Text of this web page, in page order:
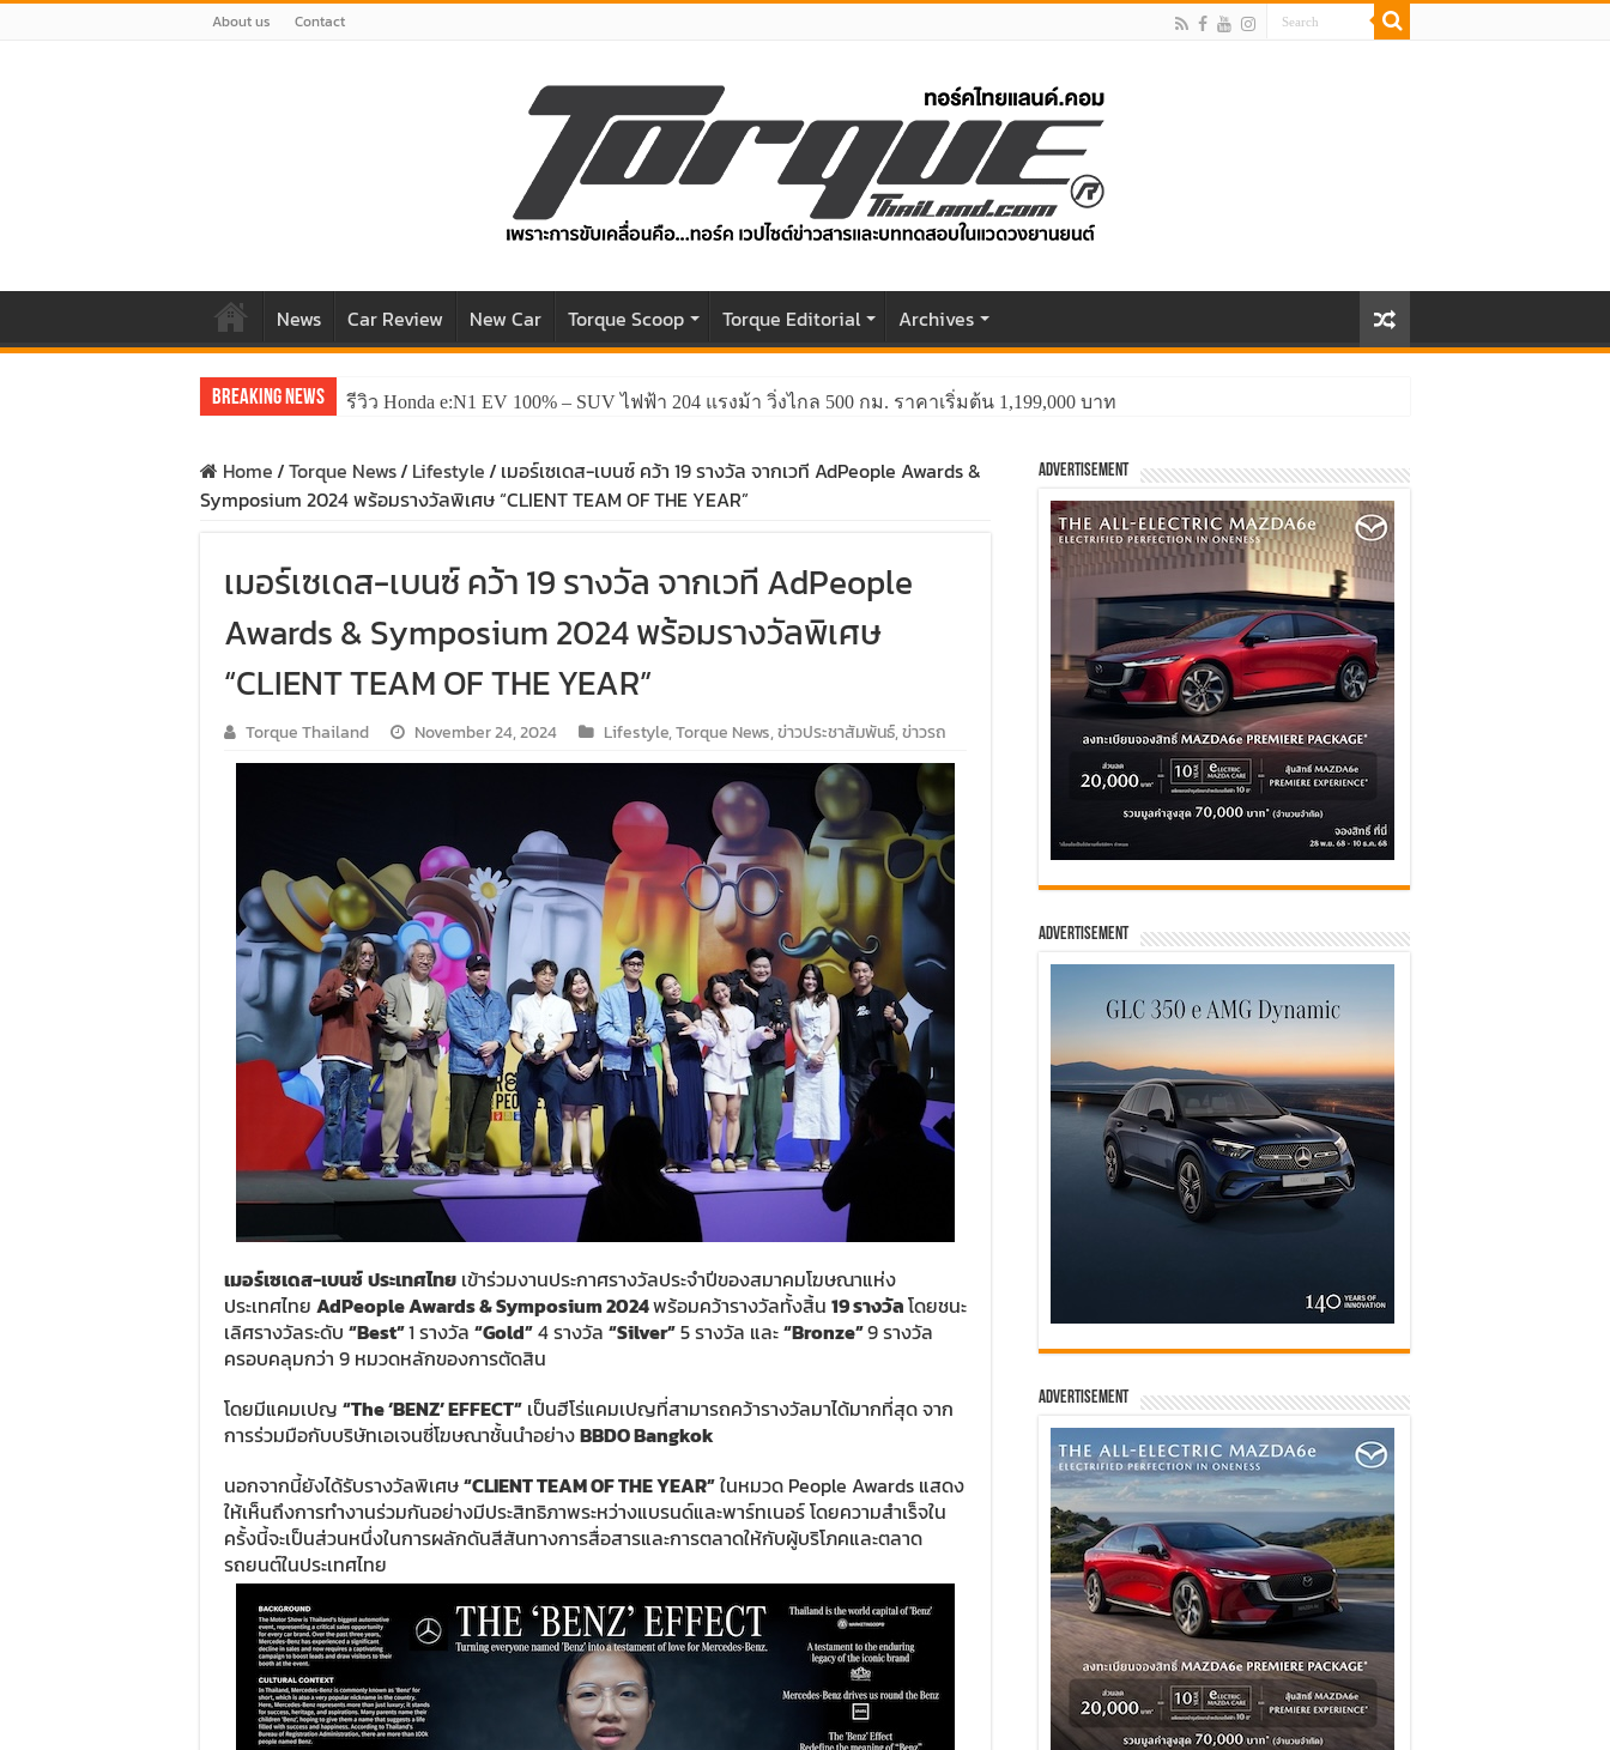
About us Contact
News Car Review New Car Torque Scoop Torque Editorial Archives
Breaking News รีวิว Honda e:N1 EV 100% – SUV ไฟฟ้า 204 แรงม้า วิ่งไกล 500 กม. ราคาเริ่มต้น 1,199,000 บาท
Home/Torque News/ Lifestyle/ เมอร์เซเดส-เบนซ์ คว้า 19 รางวัล จากเวที AdPeople Awards &
Symposium 2024 พร้อมรางวัลพิเศษ “CLIENT TEAM OF THE YEAR”
เมอร์เซเดส-เบนซ์ คว้า 19 รางวัล จากเวที AdPeople
Awards & Symposium 2024 พร้อมรางวัลพิเศษ
“CLIENT TEAM OF THE YEAR”
Torque Thailand November 24, 2024 Lifestyle,Torque News,ข่าวประชาสัมพันธ์,ข่าวรถ
เมอร์เซเดส-เบนซ์ประเทศไทย เข้าร่วมงานประกาศรางวัลประจำปีของสมาคมโฆษณาแห่ง
ประเทศไทย AdPeople ​Awards​ &​ Symposium 2024พร้อมคว้ารางวัลทั้งสิ้น 19รางวัลโดยชนะ
เลิศรางวัลระดับ “Best”1 รางวัล “Gold”4 รางวัล “Silver”5 รางวัล และ“Bronze”9 รางวัล
ครอบคลุมกว่า 9 หมวดหลักของการตัดสิน
โดยมีแคมเปญ “The ‘BENZ’ EFFECT” เป็นฮีโร่แคมเปญที่สามารถคว้ารางวัลมาได้มากที่สุด จาก
การร่วมมือกับบริษัทเอเจนซี่โฆษณาชั้นนำอย่างBBDO Bangkok
นอกจากนี้ยังได้รับรางวัลพิเศษ“CLIENT TEAM OF THE YEAR”ในหมวด People Awards แสดง
ให้เห็นถึงการทำงานร่วมกันอย่างมีประสิทธิภาพระหว่างแบรนด์และพาร์ทเนอร์ โดยความสำเร็จใน
ครั้งนี้จะเป็นส่วนหนึ่งในการผลักดันสีสันทางการสื่อสารและการตลาดให้กับผู้บริโภคและตลาด
รถยนต์ในประเทศไทย
Advertisement
Advertisement
Advertisement